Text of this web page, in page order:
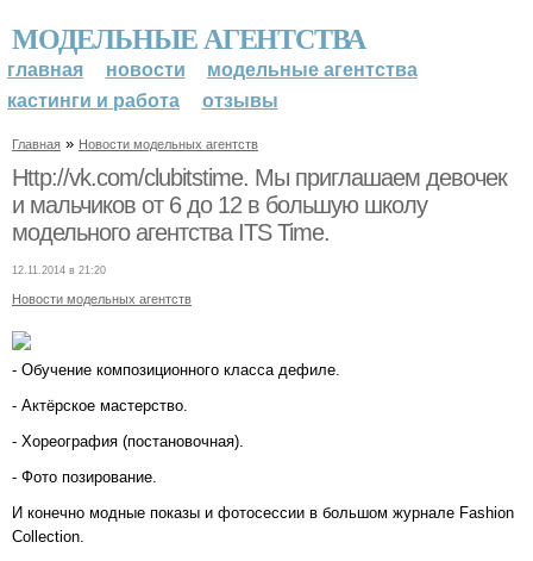
МОДЕЛЬНЫЕ АГЕНТСТВА
главная новости
модельные агентства
кастинги и работа
отзывы
Главная » Новости модельных агентств
Http://vk.com/clubitstime. Мы приглашаем девочек
и мальчиков от 6 до 12 в большую школу
модельного агентства ITS Time.
12.11.2014 в 21:20
Новости модельных агентств
- Обучение композиционного класса дефиле.
- Актёрское мастерство.
- Хореография (постановочная).
- Фото позирование.
И конечно модные показы и фотосессии в большом журнале Fashion
Collection.